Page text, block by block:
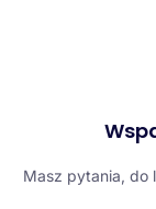
Masz pytania, do